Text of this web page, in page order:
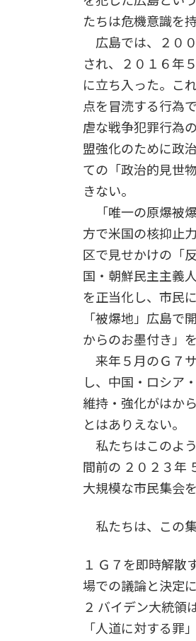
たちは危機意識を
広島では、２０
され、２０１６年
に立ち入った。こ
点を冒涜する行為
虐な戦争犯罪行為
盟強化のために政
ての「政治的見世
きない。
「唯一の原爆被
方で米国の核抑止
区で見せかけの「
国・朝鮮民主主義
を正当化し、市民
「被爆地」広島で
からのお墨付き」
来年５月のＧ７
し、中国・ロシア
維持・強化がはか
とはありえない。
私たちはこのよ
間前の ２０２３年
大規模な市民集会
私たちは、この集
１ Ｇ７を即時解散
場での議論と決定
２ バイデン大統領
「人道に対する罪